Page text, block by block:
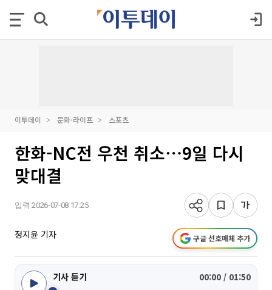
이투데이 문화·라이프 스포츠
한화-NC전 우천 취소⋯9일 다시
맞대결
입력 2026-07-08 17:25
정지윤 기자 구글 선호매체 추가
기사 듣기 00:00 / 01:50